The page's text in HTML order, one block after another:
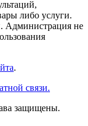
либо услуги.
Администрация не
.
связи.
защищены.